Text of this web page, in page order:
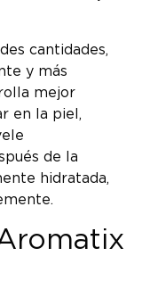
cantidades,
y más
mejor
en la piel,
de la
hidratada,